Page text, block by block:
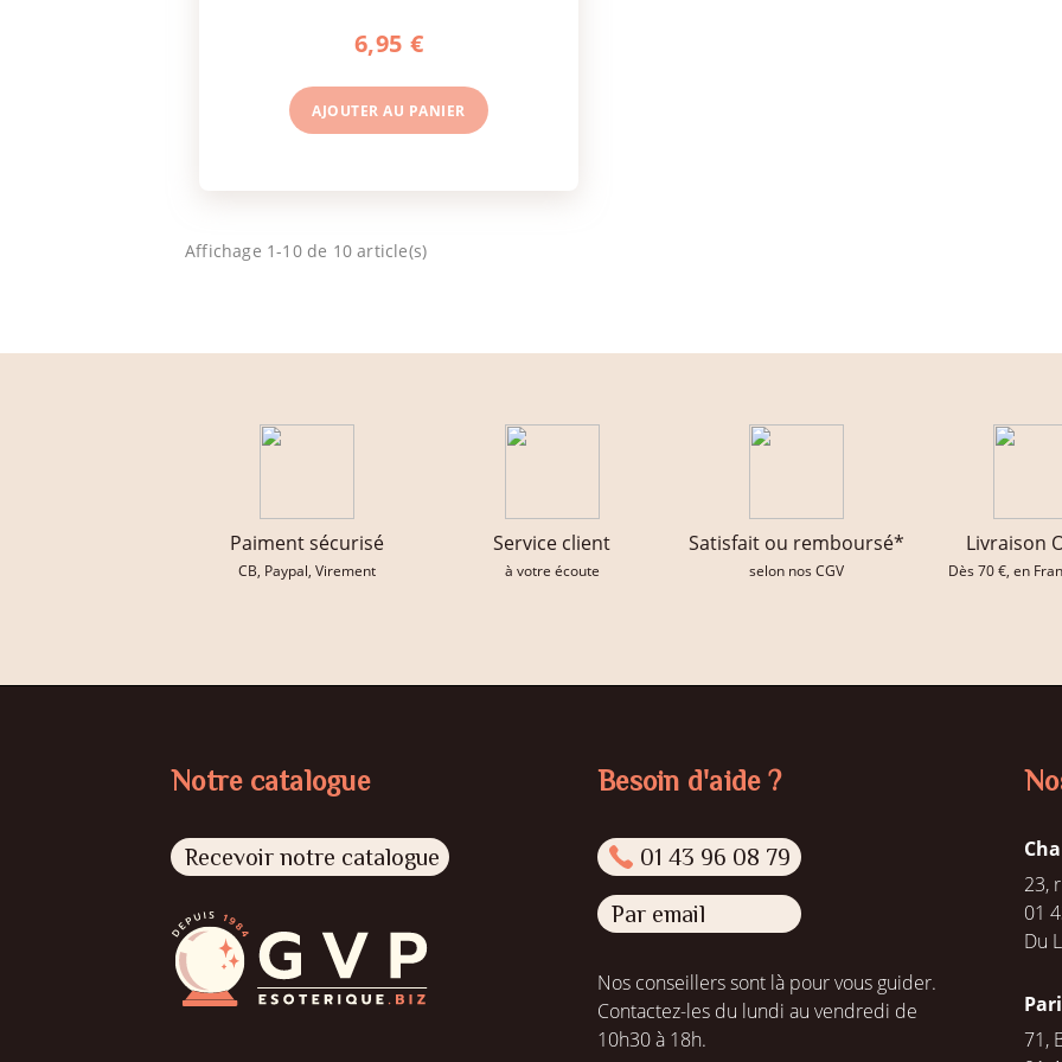
6,95 €
AJOUTER AU PANIER
Affichage 1-10 de 10 article(s)
Paiment sécurisé
CB, Paypal, Virement
Service client
à votre écoute
Satisfait ou remboursé*
selon nos CGV
Livraison
Dès 70 €, en
Notre catalogue
Recevoir notre catalogue
Besoin d'aide ?
01 43 96 08 79
Par email
Nos conseillers sont là pour vous guider.
Contactez-les du lundi au vendredi de
10h30 à 18h.
23,
01
Du
71,